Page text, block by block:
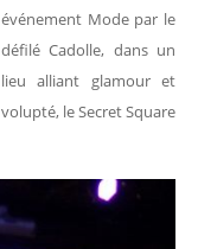
événement Mode par le
défilé Cadolle, dans un
lieu alliant glamour et
volupté, le Secret Square